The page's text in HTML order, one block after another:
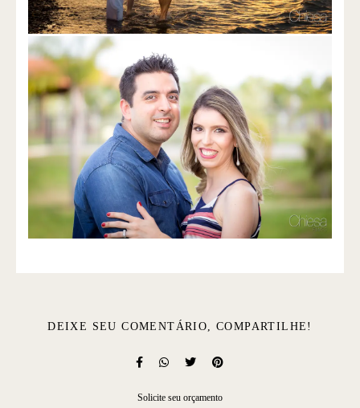
DEIXE SEU COMENTÁRIO, COMPARTILHE!
Solicite seu orçamento